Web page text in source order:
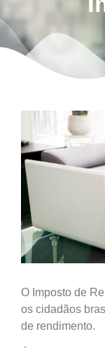
O Imposto de
os cidadãos
de rendimento.